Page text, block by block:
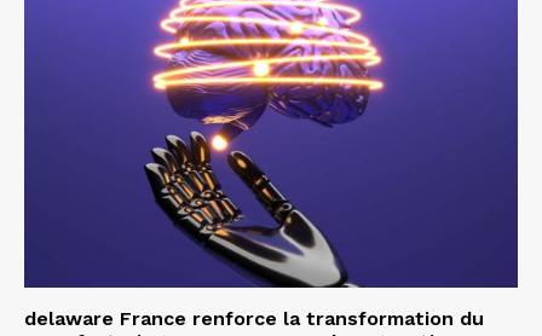
delaware France renforce la transformation du